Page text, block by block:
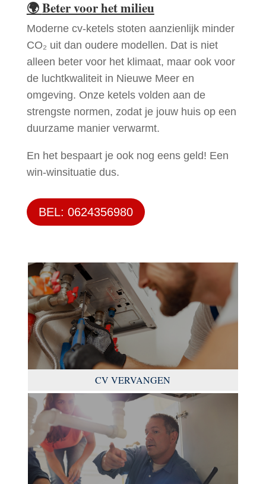
🌍Beter voor het milieu
Moderne cv-ketels stoten aanzienlijk minder
CO₂ uit dan oudere modellen. Dat is niet
alleen beter voor het klimaat, maar ook voor
de luchtkwaliteit in Nieuwe Meer en
omgeving. Onze ketels volden aan de
strengste normen, zodat je jouw huis op een
duurzame manier verwarmt.
En het bespaart je ook nog eens geld! Een
win-winsituatie dus.
BEL: 0624356980
CV VERVANGEN